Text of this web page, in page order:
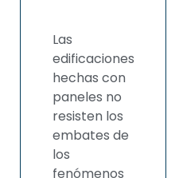
Las
edificaciones
hechas con
paneles no
resisten los
embates de
los
fenómenos